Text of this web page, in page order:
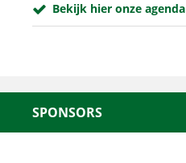
Bekijk hier onze agenda
SPONSORS